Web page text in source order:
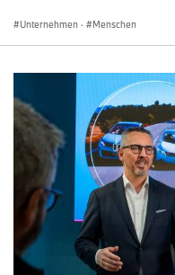
Unternehmen · Menschen